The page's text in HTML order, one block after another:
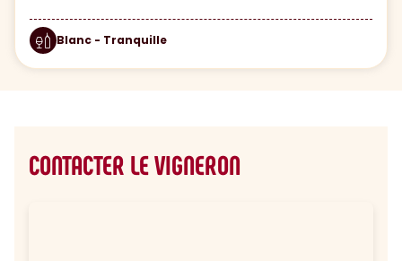
Blanc - Tranquille
CONTACTER LE VIGNERON